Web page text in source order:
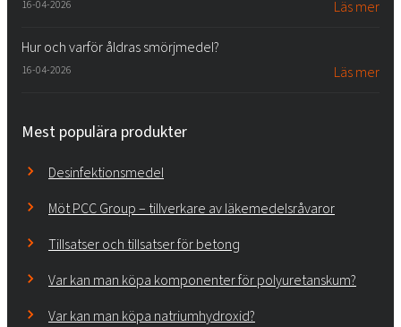
16-04-2026 Läs mer
Hur och varför åldras smörjmedel?
16-04-2026 Läs mer
Mest populära produkter
Desinfektionsmedel
Möt PCC Group – tillverkare av läkemedelsråvaror
Tillsatser och tillsatser för betong
Var kan man köpa komponenter för polyuretanskum?
Var kan man köpa natriumhydroxid?